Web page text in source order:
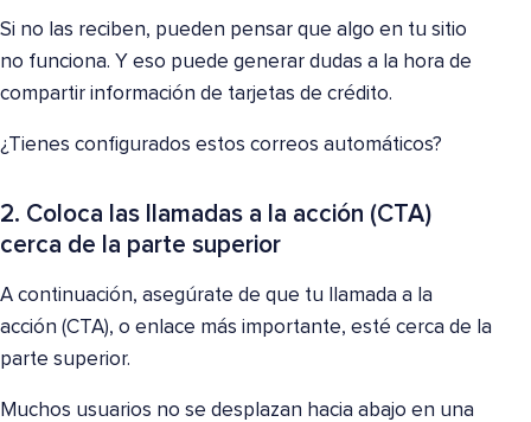
Si no las reciben, pueden pensar que algo en tu sitio
no funciona. Y eso puede generar dudas a la hora de
compartir información de tarjetas de crédito.
¿Tienes configurados estos correos automáticos?
2. Coloca las llamadas a la acción (CTA)
cerca de la parte superior
A continuación, asegúrate de que tu llamada a la
acción (CTA), o enlace más importante, esté cerca de la
parte superior.
Muchos usuarios no se desplazan hacia abajo en una